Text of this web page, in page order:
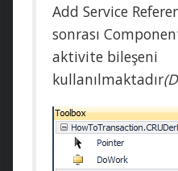
Add Service
sonrası
aktivite bileşeni
kullanılmaktadır